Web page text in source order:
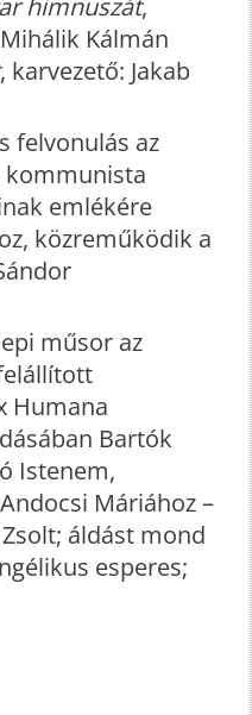
himnuszát,
Kálmán
, karvezető: Jakab
felvonulás az
kommunista
emlékére
közreműködik a
műsor az
Humana
Bartók
Istenem,
Máriához –
áldást mond
esperes;